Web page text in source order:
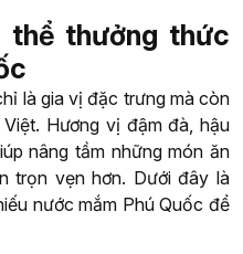
thể thưởng thức
là gia vị đặc trưng mà còn
Hương vị đậm đà, hậu
nâng tầm những món ăn
trọn vẹn hơn. Dưới đây là
nước mắm Phú Quốc để